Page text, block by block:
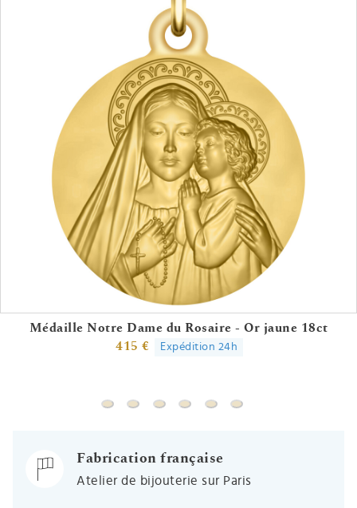
Médaille Notre Dame du Rosaire - Or jaune 18ct
415 €
Expédition 24h
Fabrication française
Atelier de bijouterie sur Paris